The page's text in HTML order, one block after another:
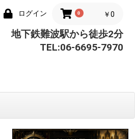
ログイン 0 ￥0
地下鉄難波駅から徒歩2分
TEL:06-6695-7970